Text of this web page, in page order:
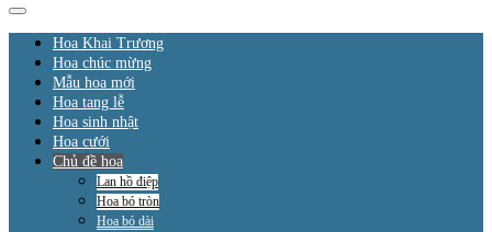
Hoa Khai Trương
Hoa chúc mừng
Mẫu hoa mới
Hoa tang lễ
Hoa sinh nhật
Hoa cưới
Chủ đề hoa
Lan hồ điệp
Hoa bó tròn
Hoa bó dài